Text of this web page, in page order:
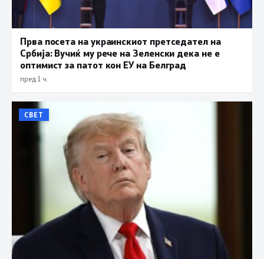
Прва посета на украинскиот претседател на
Србија: Вучиќ му рече на Зеленски дека не е
оптимист за патот кон ЕУ на Белград
пред 1 ч.
СВЕТ